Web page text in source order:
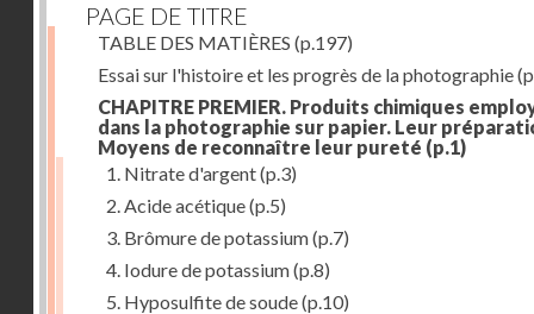
PAGE DE TITRE
TABLE DES MATIÈRES (p.197)
Essai sur l'histoire et les progrès de la photographie
CHAPITRE PREMIER. Produits chimiques
dans la photographie sur papier. Leur
Moyens de reconnaître leur pureté (p.1)
1. Nitrate d'argent(p.3)
2. Acide acétique(p.5)
3. Brômure de potassium(p.7)
4. Iodure de potassium(p.8)
5. Hyposulfite de soude(p.10)